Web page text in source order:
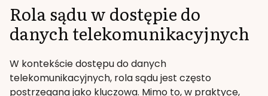
Rola sądu w dostępie do
danych telekomunikacyjnych
W kontekście dostępu do danych
telekomunikacyjnych, rola sądu jest często
postrzegana jako kluczowa. Mimo to, w praktyce,